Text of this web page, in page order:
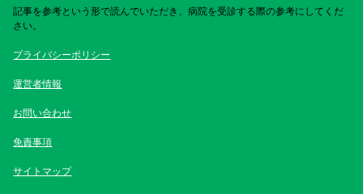
記事を参考という形で読んでいただき、病院を受診する際の参考にしてくだ
さい。
プライバシーポリシー
運営者情報
お問い合わせ
免責事項
サイトマップ